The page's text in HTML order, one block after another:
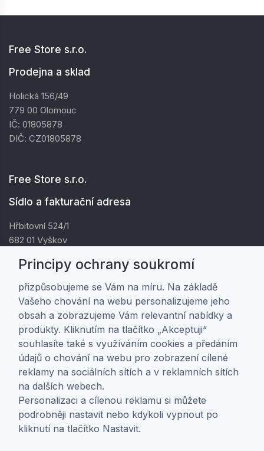
Free Store s.r.o.
Prodejna a sklad
Holická 156/49
779 00 Olomouc
IČ: 01805878
DIČ: CZ01805878
Free Store s.r.o.
Sídlo a fakturační adresa
Hřbitovní 524/1
682 01 Vyškov
DIČ: CZ01805878
Zákaznická péče
Doprava a platba
Obchodní podmínky
Ochrana osobních údajů
Nastavení soukromí
O nás
Principy ochrany soukromí
přizpůsobujeme se Vám na míru. Na základě
Vašeho chování na webu personalizujeme jeho
obsah a zobrazujeme Vám relevantní nabídky a
produkty. Kliknutím na tlačítko „Akceptuji“
souhlasíte také s využíváním cookies a předáním
údajů o chování na webu pro zobrazení cílené
reklamy na sociálních sítích a v reklamních sítích
na dalších webech.
Personalizaci a cílenou reklamu si můžete
podrobněji nastavit nebo kdykoli vypnout po
kliknutí na tlačítko Nastavit.